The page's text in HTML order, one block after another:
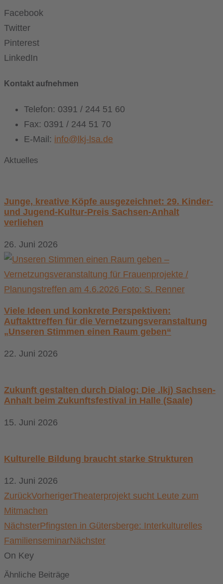
Facebook
Twitter
Pinterest
LinkedIn
Kontakt aufnehmen
Telefon: 0391 / 244 51 60
Fax: 0391 / 244 51 70
E-Mail: info@lkj-lsa.de
Aktuelles
Junge, kreative Köpfe ausgezeichnet: 29. Kinder-
und Jugend-Kultur-Preis Sachsen-Anhalt
verliehen
26. Juni 2026
Viele Ideen und konkrete Perspektiven:
Auftakttreffen für die Vernetzungsveranstaltung
„Unseren Stimmen einen Raum geben“
22. Juni 2026
Zukunft gestalten durch Dialog: Die .lkj) Sachsen-
Anhalt beim Zukunftsfestival in Halle (Saale)
15. Juni 2026
Kulturelle Bildung braucht starke Strukturen
12. Juni 2026
ZurückVorherigerTheaterprojekt sucht Leute zum
Mitmachen
NächsterPfingsten in Gütersberge: Interkulturelles
FamilienseminarNächster
On Key
Ähnliche Beiträge